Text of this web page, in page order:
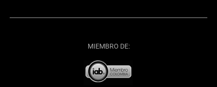
MIEMBRO DE: